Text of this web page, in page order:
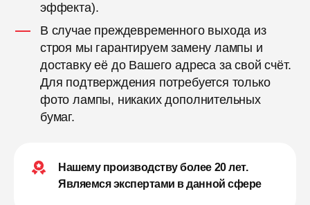
эффекта).
В случае преждевременного выхода из
строя мы гарантируем замену лампы и
доставку её до Вашего адреса за свой счёт.
Для подтверждения потребуется только
фото лампы, никаких дополнительных
бумаг.
Нашему производству более 20 лет.
Являемся экспертами в данной сфере